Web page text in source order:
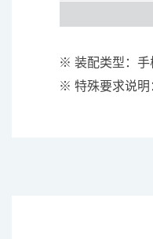
※ 装配类型：手
※ 特殊要求说明